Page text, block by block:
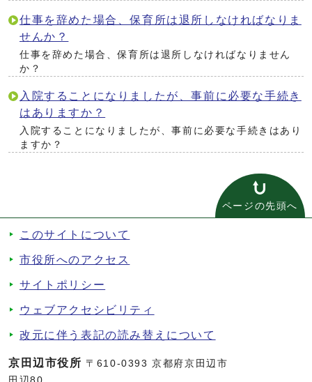
仕事を辞めた場合、保育所は退所しなければなりま
せんか？
仕事を辞めた場合、保育所は退所しなければなりません
か？
入院することになりましたが、事前に必要な手続き
はありますか？
入院することになりましたが、事前に必要な手続きはあり
ますか？
ページの先頭へ
このサイトについて
市役所へのアクセス
サイトポリシー
ウェブアクセシビリティ
改元に伴う表記の読み替えについて
京田辺市役所 〒610-0393 京都府京田辺市